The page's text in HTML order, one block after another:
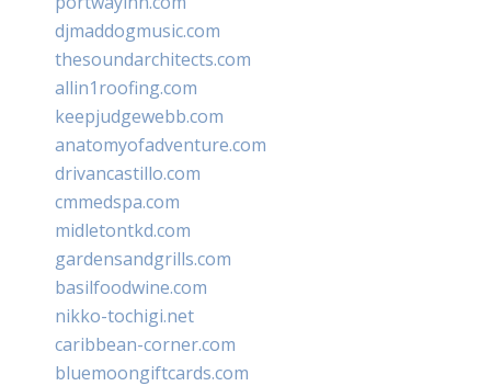
djmaddogmusic.com
thesoundarchitects.com
allin1roofing.com
keepjudgewebb.com
anatomyofadventure.com
drivancastillo.com
cmmedspa.com
midletontkd.com
gardensandgrills.com
basilfoodwine.com
nikko-tochigi.net
caribbean-corner.com
bluemoongiftcards.com